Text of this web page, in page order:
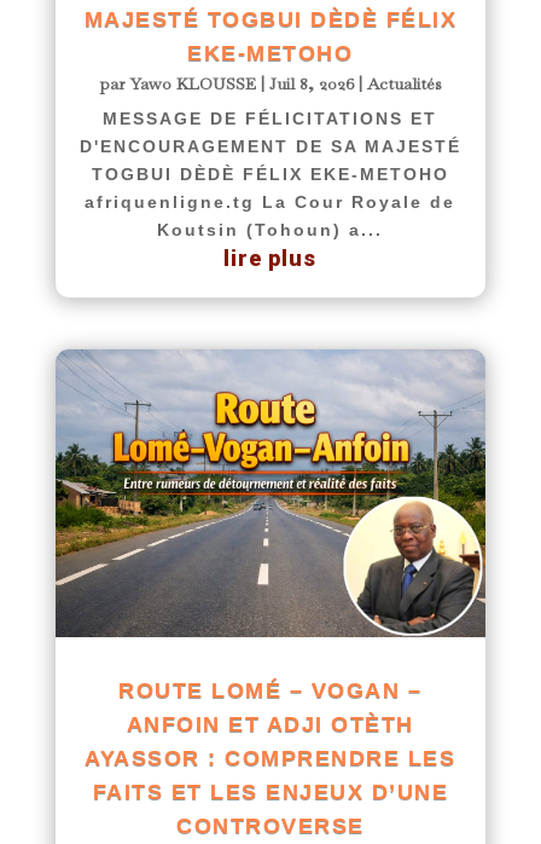
MAJESTÉ TOGBUI DÈDÈ FÉLIX
EKE-METOHO
parYawo KLOUSSE| Juil 8, 2026|Actualités
MESSAGE DE FÉLICITATIONS ET
D'ENCOURAGEMENT DE SA MAJESTÉ
TOGBUI DÈDÈ FÉLIX EKE-METOHO
afriquenligne.tg La Cour Royale de
Koutsin (Tohoun) a...
lire plus
ROUTE LOMÉ – VOGAN –
ANFOIN ET ADJI OTÈTH
AYASSOR : COMPRENDRE LES
FAITS ET LES ENJEUX D’UNE
CONTROVERSE